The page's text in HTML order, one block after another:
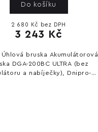
2 680 Kč bez DPH
3 243 Kč
Do košíku
Úhlová bruska Akumulátorová
DGA-200BC ULTRA (bez
a nabíječky), Dnipro-M